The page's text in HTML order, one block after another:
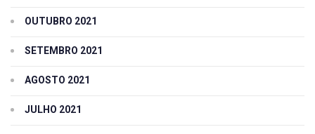
OUTUBRO 2021
SETEMBRO 2021
AGOSTO 2021
JULHO 2021